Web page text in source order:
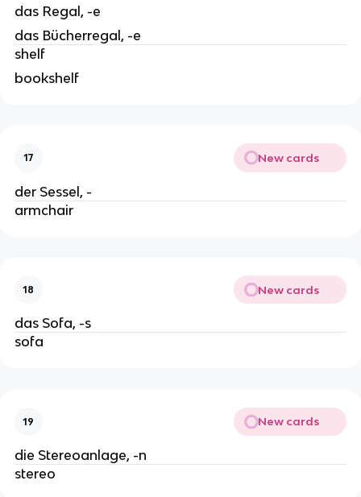
das Regal, -e
das Bücherregal, -e
shelf
bookshelf
17 New cards
der Sessel, -
armchair
18 New cards
das Sofa, -s
sofa
19 New cards
die Stereoanlage, -n
stereo